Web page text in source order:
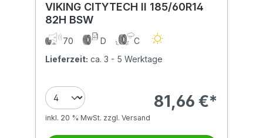
VIKING CITYTECH II 185/60R14
82H BSW
70 D
C
Lieferzeit: ca. 3 - 5 Werktage
81,66 €*
inkl. 20 % MwSt. zzgl. Versand